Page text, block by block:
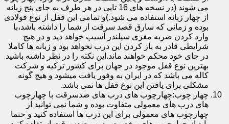
می شوند (در نسخه های 16 تایی در هر طرف به جای پنج زبانه
از چهار زبانه استفاده می شود.)و تمامی این قفل از نوع فولادی
بوده و زمانی که سارق قصد سرقت از شما را داشته باشد،با
وارد کردن ضربه مغزی سیلندر آسیب خواهد دید و در هیچ
شرایطی قادر به باز کردن این درب نخواهد بود و زبانه ها کاملا
در جای خود محکم خواهند ماند.این نکته را در نظر داشته باشید
بهترین نوع قفل موجود در جهان برای کشور ترکیه و شرکت
کاله می باشد که در ایران به وفور یافت میشود و هیچ گونه
مشکلی برای یافتن این نوع قفل ها نمی باشد.
چهار چوب:چهارچوب های درب های ضدسرقت با چهارچوب
های درب های معمولی متفاوت بوده و شما نمی توانید از
چهارچوب های معمولی برای این درب ها استفاده کنید و حتما